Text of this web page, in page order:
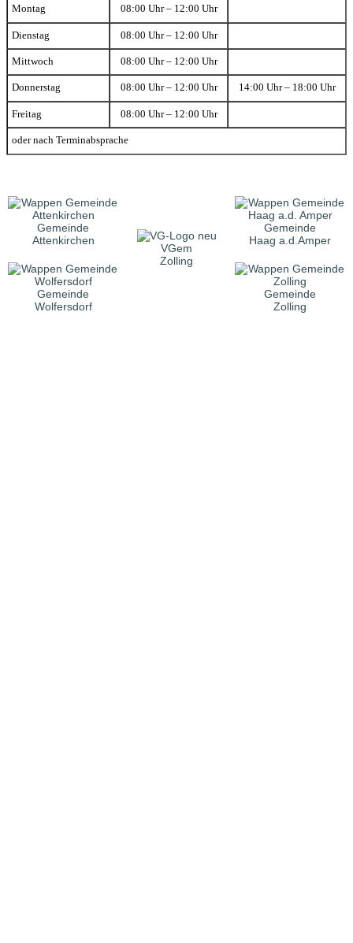
Montag 08:00 Uhr – 12:00 Uhr
Dienstag 08:00 Uhr – 12:00 Uhr
Mittwoch 08:00 Uhr – 12:00 Uhr
Donnerstag 08:00 Uhr – 12:00 Uhr 14:00 Uhr – 18:00 Uhr
Freitag 08:00 Uhr – 12:00 Uhr
oder nach Terminabsprache
Gemeinde
Attenkirchen
VGem
Zolling
Gemeinde
Haag a.d.Amper
Gemeinde
Wolfersdorf
Gemeinde
Zolling